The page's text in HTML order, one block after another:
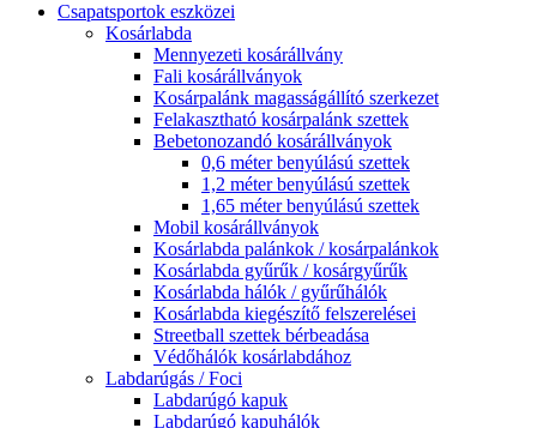
Csapatsportok eszközei
Kosárlabda
Mennyezeti kosárállvány
Fali kosárállványok
Kosárpalánk magasságállító szerkezet
Felakasztható kosárpalánk szettek
Bebetonozandó kosárállványok
0,6 méter benyúlású szettek
1,2 méter benyúlású szettek
1,65 méter benyúlású szettek
Mobil kosárállványok
Kosárlabda palánkok / kosárpalánkok
Kosárlabda gyűrűk / kosárgyűrűk
Kosárlabda hálók / gyűrűhálók
Kosárlabda kiegészítő felszerelései
Streetball szettek bérbeadása
Védőhálók kosárlabdához
Labdarúgás / Foci
Labdarúgó kapuk
Labdarúgó kapuhálók